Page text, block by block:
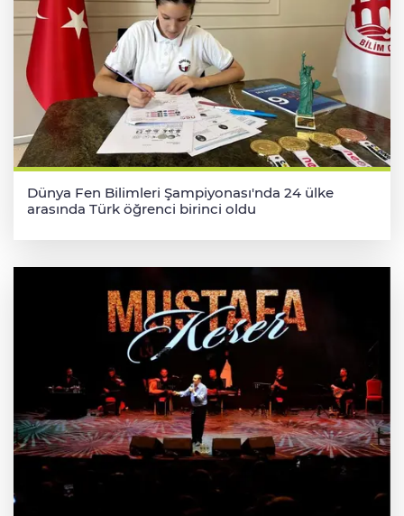
Dünya Fen Bilimleri Şampiyonası'nda 24 ülke
arasında Türk öğrenci birinci oldu